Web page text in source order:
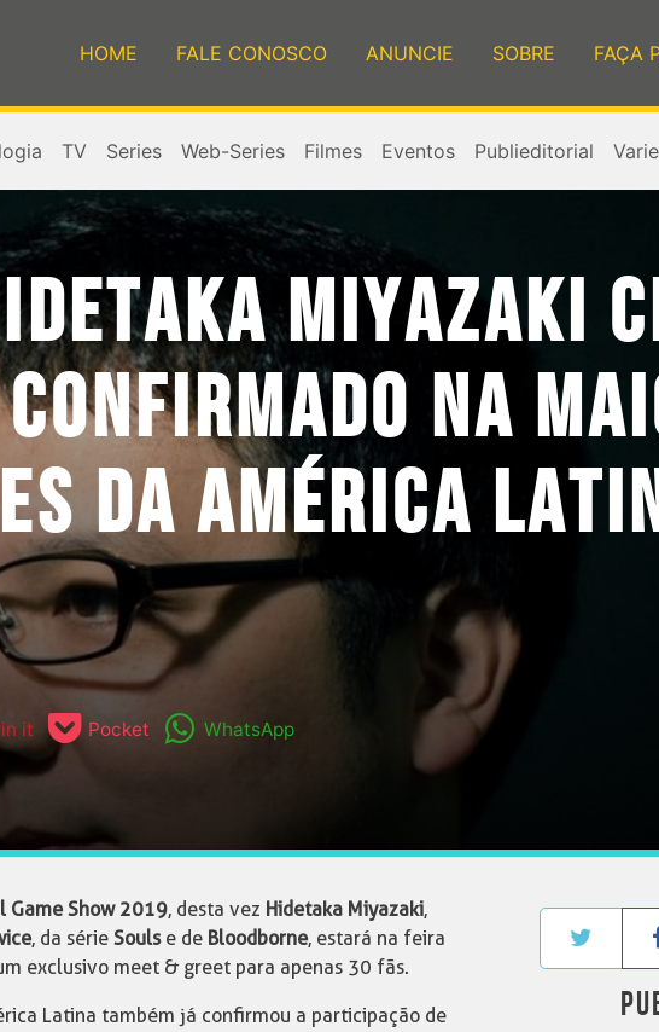
HOME FALE CONOSCO ANUNCIE SOBRE FAÇA
TV Series Web-Series Filmes Eventos Publieditorial
MIYAZAKI
NA
DA AMÉRICA
it Pocket WhatsApp
Game Show 2019, desta vez Hidetaka Miyazaki,
, da série Soulse de Bloodborne, estará na feira
exclusivo meet & greet para apenas 30 fãs.
Latina também já confirmou a participação de